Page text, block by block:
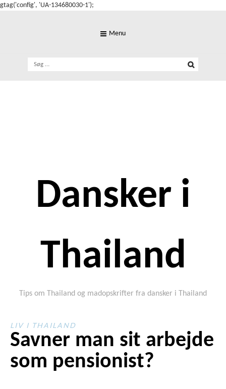
gtag('config', 'UA-134680030-1');
Menu
efter:
Dansker i
Thailand
Tips om Thailand og madopskrifter fra dansker i Thailand
LIV I THAILAND
Savner man sit arbejde
som pensionist?